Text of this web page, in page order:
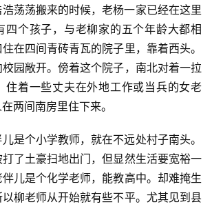
荡荡搬来的时候，老杨一家已经在这里
四个孩子，与老柳家的五个年龄大都相
在四间青砖青瓦的院子里，靠着西头。
园敞开。傍着这个院子，南北对着一拉
住着一些丈夫在外地工作或当兵的女老
两间南房里住下来。
是个小学教师，就在不远处村子南头。
了土豪扫地出门，但显然生活要宽裕一
儿是个化学老师，能教高中。却难掩生
柳老师从开始就有些不平。尤其见到县